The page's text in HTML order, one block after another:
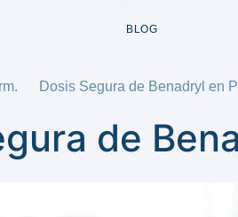
BLOG
Dosis Segura de Benadryl en
de